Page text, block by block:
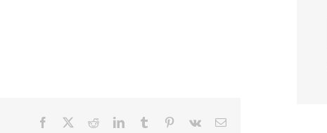
Facebook RedditLinkedInTumblr Pinterest
Vk
E-